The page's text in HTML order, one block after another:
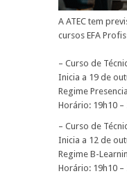
A ATEC tem
cursos EFA
– Curso de
Inicia a 19 de
Regime Presencial
Horário: 19h10 –
– Curso de
Inicia a 12 de
Regime B-
Horário: 19h10 –